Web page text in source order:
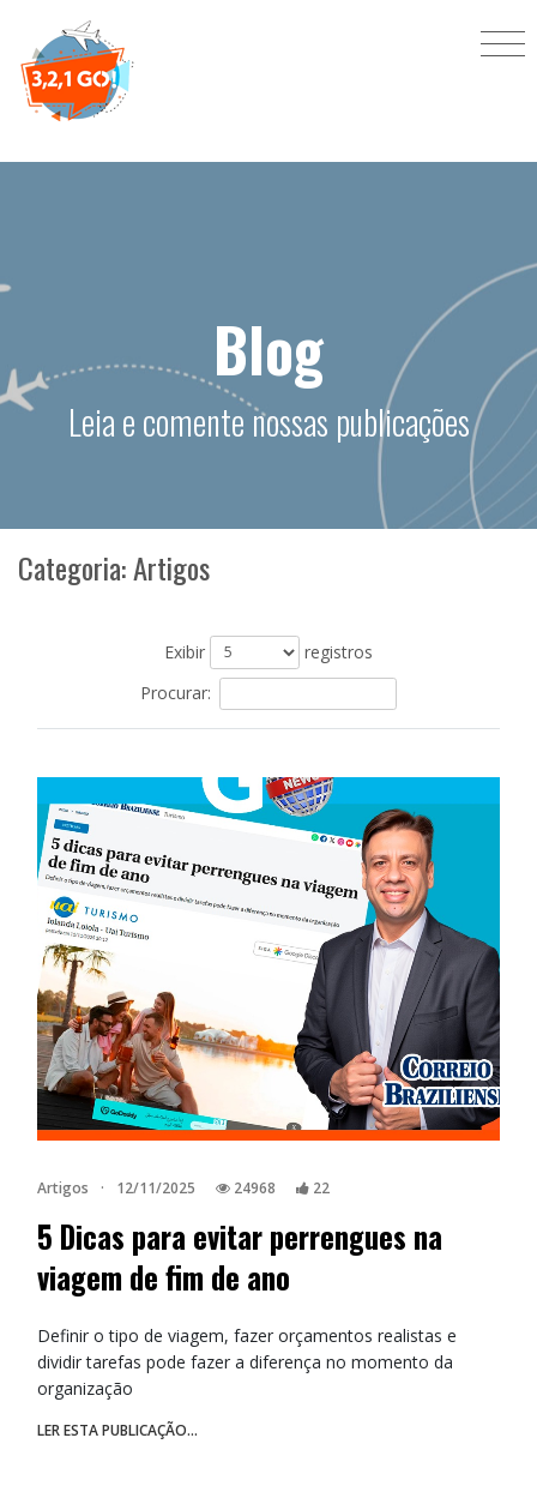
Blog
Leia e comente nossas publicações
Categoria: Artigos
Exibir
registros
Procurar:
Artigos · 12/11/2025 24968 22
5 Dicas para evitar perrengues na
viagem de fim de ano
Definir o tipo de viagem, fazer orçamentos realistas e
dividir tarefas pode fazer a diferença no momento da
organização
LER ESTA PUBLICAÇÃO...